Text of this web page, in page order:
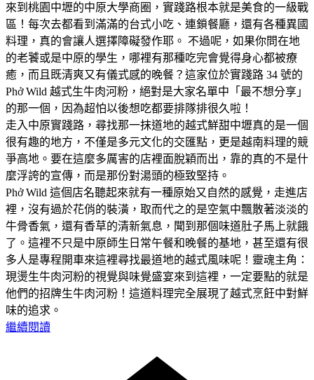
來到桃園中壢的中原大學商圈，實踐路根本就是美食的一級戰
區！每次去都看到滿滿的台式小吃、連鎖餐廳，還有各種異國
料理，真的會讓人選擇障礙發作耶。 不過呢，如果你問在地
的老饕或是中原的學生，哪裡有那種吃完會覺得身心都被療
癒，而且既清爽又有儀式感的晚餐？這家位於實踐路 34 號的
Phở Wild 越式生牛肉河粉，絕對是大家名單中「最不想分享」
的那一個，因為超怕以後想吃都要排隊排很久啦！
走入中原實踐路，尋找那一抹道地的越式鮮甜中壢真的是一個
很有趣的地方，不僅是多元文化的交匯點，更是越南料理的競
爭高地。要在這麼多厲害的店裡面脫穎而出，靠的真的不是什
麼浮誇的宣傳，而是那份對湯頭的極致堅持。
Phở Wild 這個店名聽起來就有一種原始又自然的感覺，走進店
裡，沒有過於花俏的裝潢，取而代之的是空氣中飄散著淡淡的
牛骨香氣，還有香草的清新氣息，聞到那個味道肚子馬上就餓
了。這裡不只是中原師生日常午餐和晚餐的基地，甚至還有很
多人是專程開車來這裡尋找最道地的越式風味呢！靈魂主角：
現燙生牛肉河粉的視覺與味覺盛宴來到這裡，一定要點的就是
他們的招牌生牛肉河粉！這道料理完全展現了越式烹飪中對鮮
味的追求。
繼續閱讀